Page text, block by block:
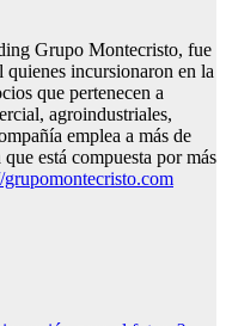
Grupo Montecristo, fue
incursionaron en la
que pertenecen a
agroindustriales,
emplea a más de
está compuesta por más
grupomontecristo.com